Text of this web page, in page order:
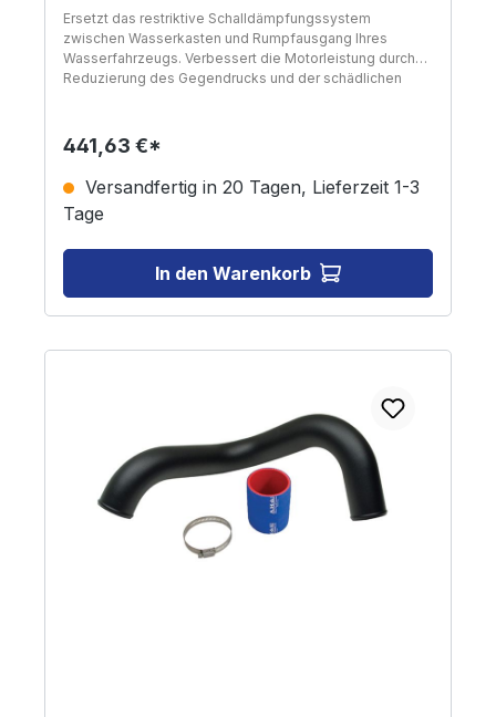
Ersetzt das restriktive Schalldämpfungssystem
zwischen Wasserkasten und Rumpfausgang Ihres
Wasserfahrzeugs. Verbessert die Motorleistung durch
Reduzierung des Gegendrucks und der schädlichen
Hochtemperatur-Silikon-Ersatzkupplung und
Montageanleitung.HINWEIS: Verhindert die Installation
des Skipylons.
441,63 €*
Versandfertig in 20 Tagen, Lieferzeit 1-3
Tage
In den Warenkorb